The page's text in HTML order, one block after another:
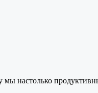
мы настолько